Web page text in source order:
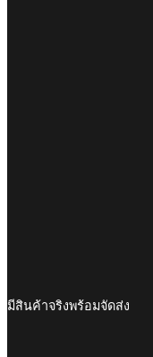
มีสินค้าจริงพร้อมจัดส่ง